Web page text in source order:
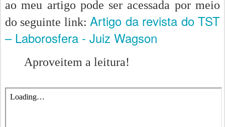
ao meu artigo pode ser acessada por meio
do seguinte link:Artigo da revista do TST
– Laborosfera - Juiz Wagson
Aproveitem a leitura!